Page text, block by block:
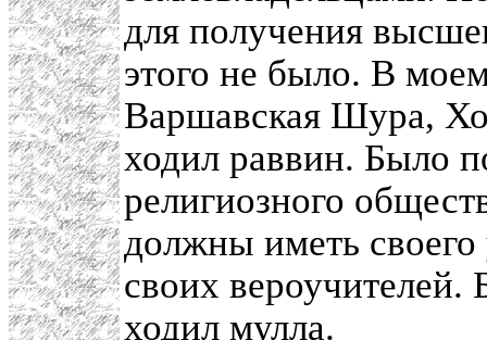
для получения
этого не было. В
Варшавская Шура,
ходил раввин. Было
религиозного
должны иметь
своих вероучителей.
ходил мулла.